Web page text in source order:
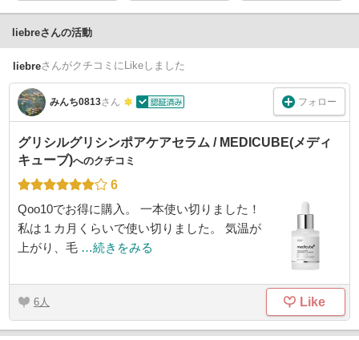
liebreさんの活動
liebreさんがクチコミにLikeしました
みんち0813さん フォロー
グリシルグリシンポアケアセラム / MEDICUBE(メディ
キューブ)へのクチコミ
6
Qoo10でお得に購入。 一本使い切りました！
私は１カ月くらいで使い切りました。 気温が
上がり、毛 …続きをみる
6 Like